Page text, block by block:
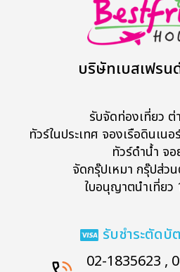
บริษัทเบสเฟรน
รับจัดท่องเที่ยว ต่
ทัวร์ในประเทศ จองเรือดินเนอ
ทัวร์ดำน้ำ จ
จัดกรุ๊ปเหมา กรุ๊ปส่
ใบอนุญาตนำเที่ยว
รับชำระตัดบั
02-1835623 ,